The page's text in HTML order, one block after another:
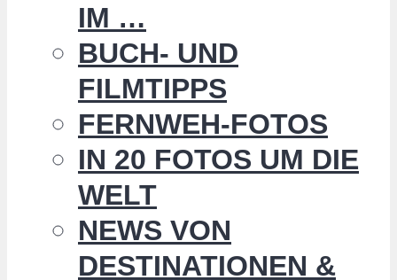
IM …
BUCH- UND
FILMTIPPS
FERNWEH-FOTOS
IN 20 FOTOS UM DIE
WELT
NEWS VON
DESTINATIONEN &